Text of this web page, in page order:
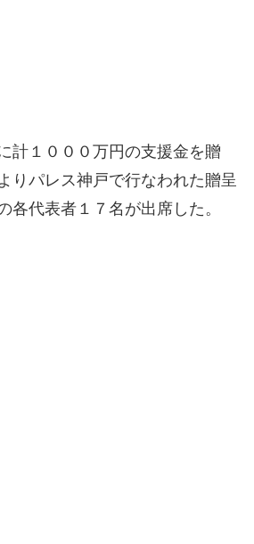
計１０００万円の支援金を贈
りパレス神戸で行なわれた贈呈
各代表者１７名が出席した。